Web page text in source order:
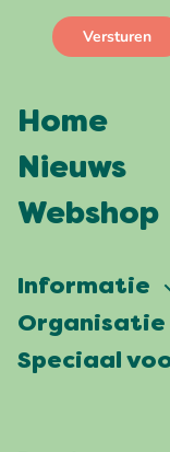
Home
Nieuws
Webshop
Informatie
Veelgestelde
Organisatie
Onze ambitie
Speciaal